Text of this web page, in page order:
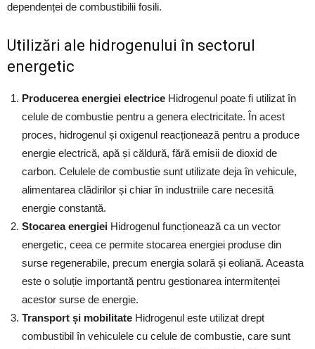
dependenței de combustibilii fosili.
Utilizări ale hidrogenului în sectorul
energetic
Producerea energiei electrice Hidrogenul poate fi utilizat în
celule de combustie pentru a genera electricitate. În acest
proces, hidrogenul și oxigenul reacționează pentru a produce
energie electrică, apă și căldură, fără emisii de dioxid de
carbon. Celulele de combustie sunt utilizate deja în vehicule,
alimentarea clădirilor și chiar în industriile care necesită
energie constantă.
Stocarea energiei Hidrogenul funcționează ca un vector
energetic, ceea ce permite stocarea energiei produse din
surse regenerabile, precum energia solară și eoliană. Aceasta
este o soluție importantă pentru gestionarea intermitenței
acestor surse de energie.
Transport și mobilitate Hidrogenul este utilizat drept
combustibil în vehiculele cu celule de combustie, care sunt